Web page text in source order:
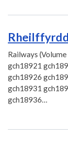
Railways
gch18921
gch18926
gch18931
gch18936…